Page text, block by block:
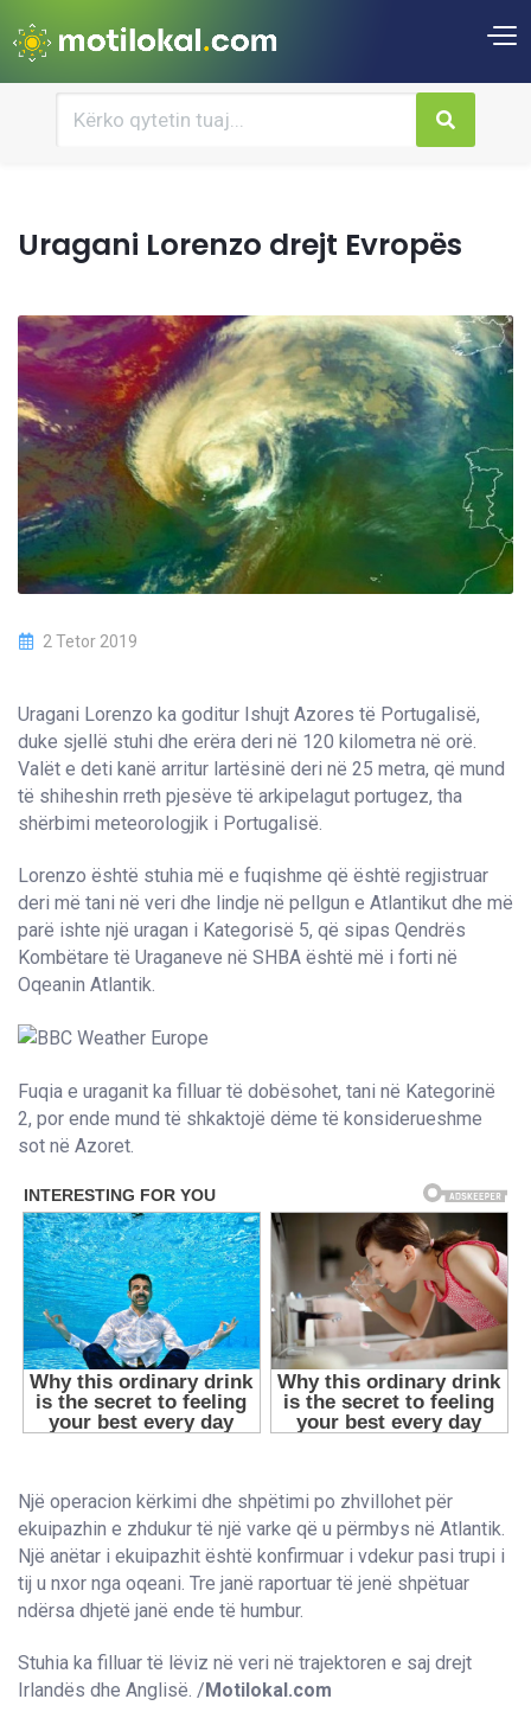
Uragani Lorenzo drejt Evropës
2 Tetor 2019
Uragani Lorenzo ka goditur Ishujt Azores të Portugalisë,
duke sjellë stuhi dhe erëra deri në 120 kilometra në orë.
Valët e deti kanë arritur lartësinë deri në 25 metra, që mund
të shiheshin rreth pjesëve të arkipelagut portugez, tha
shërbimi meteorologjik i Portugalisë.
Lorenzo është stuhia më e fuqishme që është regjistruar
deri më tani në veri dhe lindje në pellgun e Atlantikut dhe më
parë ishte një uragan i Kategorisë 5, që sipas Qendrës
Kombëtare të Uraganeve në SHBA është më i forti në
Oqeanin Atlantik.
Fuqia e uraganit ka filluar të dobësohet, tani në Kategorinë
2, por ende mund të shkaktojë dëme të konsiderueshme
sot në Azoret.
Një operacion kërkimi dhe shpëtimi po zhvillohet për
ekuipazhin e zhdukur të një varke që u përmbys në Atlantik.
Një anëtar i ekuipazhit është konfirmuar i vdekur pasi trupi i
tij u nxor nga oqeani. Tre janë raportuar të jenë shpëtuar
ndërsa dhjetë janë ende të humbur.
Stuhia ka filluar të lëviz në veri në trajektoren e saj drejt
Irlandës dhe Anglisë. / Motilokal.com